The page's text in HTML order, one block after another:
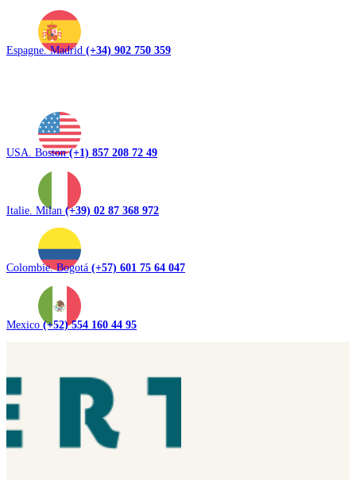
Espagne. Madrid (+34) 902 750 359
USA. Boston(+1) 857 208 72 49
Italie. Milan (+39) 02 87 368 972
Colombie. Bogotá (+57) 601 75 64 047
Mexico (+52) 554 160 44 95